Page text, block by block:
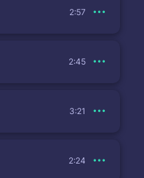
2:57
2:45
3:21
2:24